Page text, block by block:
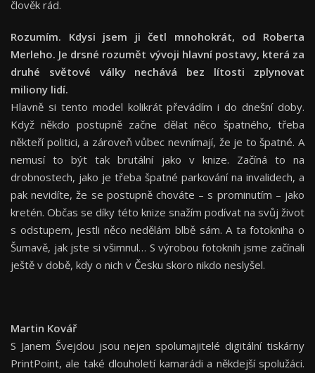
člověk rád.
Rozumím. Kdysi jsem ji četl mnohokrát, od Roberta
Merleho. Je drsné rozumět vývoji hlavní postavy, která za
druhé světové války nechává bez lítosti zplynovat
miliony lidí.
Hlavně si tento model kolikrát převádím i do dnešní doby.
Když někdo postupně začne dělat něco špatného, třeba
někteří politici, a zároveň vůbec nevnímají, že je to špatné. A
nemusí to být tak brutální jako v knize. Začíná to na
drobnostech, jako je třeba špatné parkování na invalidech, a
pak nevidíte, že se postupně chováte – s prominutím – jako
kretén. Občas se díky této knize snažím podívat na svůj život
s odstupem, jestli něco nedělám blbě sám. A ta fotokniha o
Šumavě, jak jste si všimnul… S výrobou fotoknih jsme začínali
ještě v době, kdy o nich v Česku skoro nikdo neslyšel.
Martin Kovář
S Janem Švejdou jsou nejen spolumajitelé digitální tiskárny
PrintPoint, ale také dlouholetí kamarádi a někdejší spolužáci.